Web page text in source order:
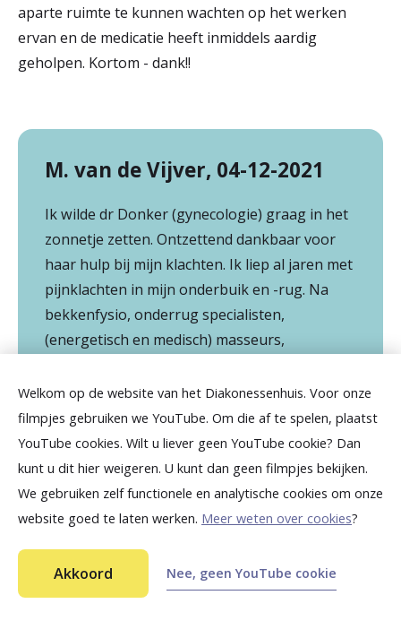
aparte ruimte te kunnen wachten op het werken
ervan en de medicatie heeft inmiddels aardig
geholpen. Kortom - dank!!
M. van de Vijver, 04-12-2021
Ik wilde dr Donker (gynecologie) graag in het
zonnetje zetten. Ontzettend dankbaar voor
haar hulp bij mijn klachten. Ik liep al jaren met
pijnklachten in mijn onderbuik en -rug. Na
bekkenfysio, onderrug specialisten,
(energetisch en medisch) masseurs,
aan pijnstillers al gehad te hebben, kwam ik
bij een nieuwe huisarts. Zij verwees mij door
naar mevrouw Donker. Binnen 2 afspraken
heb ik geen pijn meer. Voor mij betekent dit
genieten! Bedankt! en hopelijk tot niet meer
ziens.
Welkom op de website van het Diakonessenhuis. Voor onze
filmpjes gebruiken we YouTube. Om die af te spelen, plaatst
YouTube cookies. Wilt u liever geen YouTube cookie? Dan
kunt u dit hier weigeren. U kunt dan geen filmpjes bekijken.
We gebruiken zelf functionele en analytische cookies om onze
website goed te laten werken. Meer weten over cookies?
Akkoord Nee, geen YouTube cookie